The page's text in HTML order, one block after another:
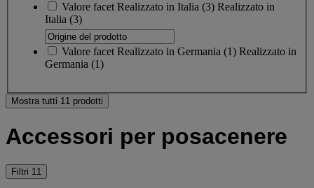
Valore facet Realizzato in Italia (3) Realizzato in
Italia (3)
Valore facet Realizzato in Germania (1) Realizzato in
Germania (1)
Mostra tutti 11 prodotti
Accessori per posacenere
Filtri 11